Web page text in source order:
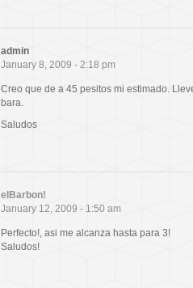
admin
January 8, 2009 - 2:18 pm
Creo que de a 45 pesitos mi estimado.
bara.
Saludos
elBarbon!
January 12, 2009 - 1:50 am
Perfecto!, asi me alcanza hasta para 3!
Saludos!